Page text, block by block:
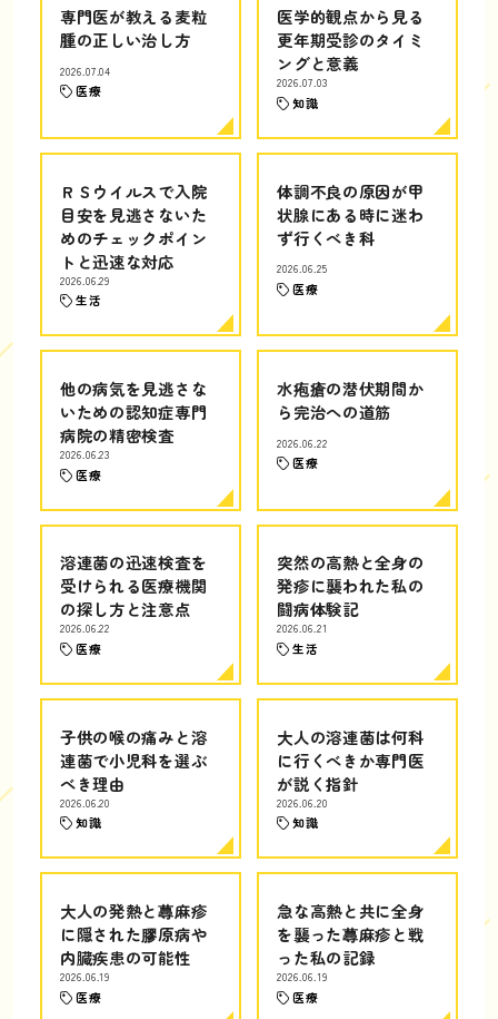
専門医が教える麦粒
腫の正しい治し方
2026.07.04
医療
医学的観点から見る
更年期受診のタイミ
ングと意義
2026.07.03
知識
ＲＳウイルスで入院
目安を見逃さないた
めのチェックポイン
トと迅速な対応
2026.06.29
生活
体調不良の原因が甲
状腺にある時に迷わ
ず行くべき科
2026.06.25
医療
他の病気を見逃さな
いための認知症専門
病院の精密検査
2026.06.23
医療
水疱瘡の潜伏期間か
ら完治への道筋
2026.06.22
医療
溶連菌の迅速検査を
受けられる医療機関
の探し方と注意点
2026.06.22
医療
突然の高熱と全身の
発疹に襲われた私の
闘病体験記
2026.06.21
生活
子供の喉の痛みと溶
連菌で小児科を選ぶ
べき理由
2026.06.20
知識
大人の溶連菌は何科
に行くべきか専門医
が説く指針
2026.06.20
知識
大人の発熱と蕁麻疹
に隠された膠原病や
内臓疾患の可能性
2026.06.19
医療
急な高熱と共に全身
を襲った蕁麻疹と戦
った私の記録
2026.06.19
医療